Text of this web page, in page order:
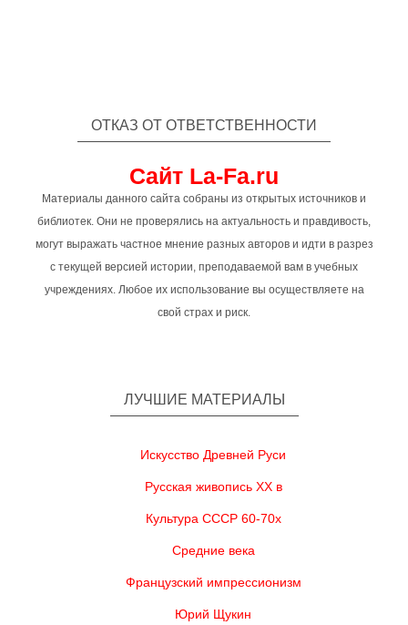
ОТКАЗ ОТ ОТВЕТСТВЕННОСТИ
Сайт La-Fa.ru
Материалы данного сайта собраны из открытых источников и
библиотек. Они не проверялись на актуальность и правдивость,
могут выражать частное мнение разных авторов и идти в разрез
с текущей версией истории, преподаваемой вам в учебных
учреждениях. Любое их использование вы осуществляете на
свой страх и риск.
ЛУЧШИЕ МАТЕРИАЛЫ
Искусство Древней Руси
Русская живопись XX в
Культура СССР 60-70х
Средние века
Французский импрессионизм
Юрий Щукин